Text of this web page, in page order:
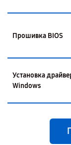
Прошивка BIOS
Установка
Windows